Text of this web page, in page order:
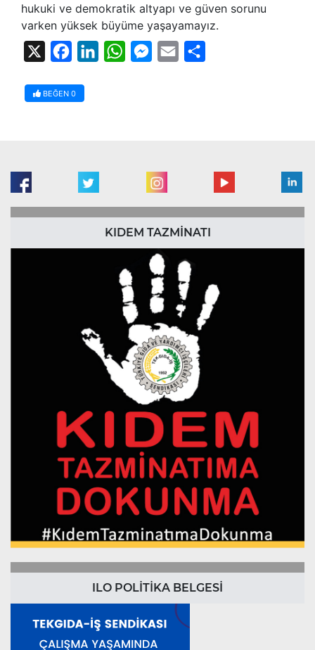
hukuki ve demokratik altyapı ve güven sorunu
varken yüksek büyüme yaşayamayız.
FacebookLinkedInWhatsAppMessenger
Email
BEĞEN 0
KIDEM TAZMİNATI
ILO POLİTİKA BELGESİ